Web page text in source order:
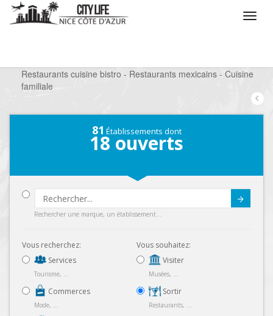
Restaurants cuisine bistro - Restaurants mexicains - Cuisine
familiale
81 Établissements dont
18 ouverts
Rechercher une marque, un établissement...
Vous recherchez:
Services
Tourisme, ...
Commerces
Mode, ...
Vous souhaitez:
Visiter
Musées, ...
Sortir
Restaurants, ...